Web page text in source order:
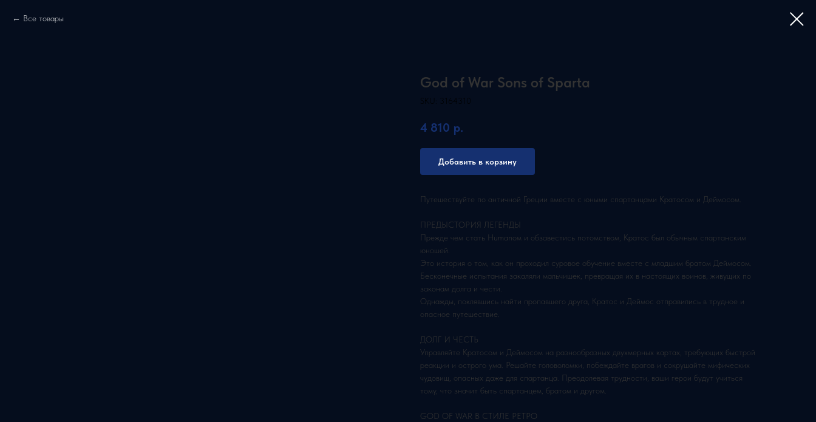
Все товары
God of War Sons of Sparta
SKU: 3164310
4 810 р.
Добавить в корзину
Путешествуйте по античной Греции вместе с юными спартанцами Кратосом и Деймосом.
ПРЕДЫСТОРИЯ ЛЕГЕНДЫ
Прежде чем стать Humanом и обзавестись потомством, Кратос был обычным спартанским
юношей.
Это история о том, как он проходил суровое обучение вместе с младшим братом Деймосом.
Бесконечные испытания закаляли мальчишек, превращая их в настоящих воинов, живущих по
законам долга и чести.
Однажды, поклявшись найти пропавшего друга, Кратос и Деймос отправились в трудное и
опасное путешествие.
ДОЛГ И ЧЕСТЬ
Управляйте Кратосом и Деймосом на разнообразных двухмерных картах, требующих быстрой
реакции и острого ума. Решайте головоломки, побеждайте врагов и сокрушайте мифических
чудовищ, опасных даже для спартанца. Преодолевая трудности, ваши герои будут учиться
тому, что значит быть спартанцем, братом и другом.
GOD OF WAR В СТИЛЕ РЕТРО